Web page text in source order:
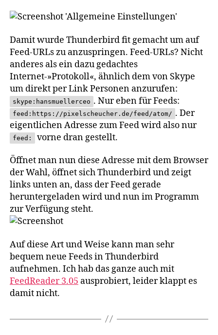
Damit wurde Thunderbirdfit gemacht um auf
Feed-URLs zu anzuspringen. Feed-URLs? Nicht
anderes als ein dazu gedachtes
Internet-»Protokoll«, ähnlich dem von Skype
um direkt per Link Personen anzurufen:
skype:hansmuellerceo . Nur eben fürFeeds:
feed:https://pixelscheucher.de/feed/atom/ . Der
eigentlichen Adresse zum Feed wird also nur
feed: vorne dran gestellt.
Öffnet man nun diese Adresse mit dem Browser
der Wahl, öffnet sich Thunderbird und zeigt
links unten an, dass der Feed gerade
heruntergeladen wird und nun im Programm
zur Verfügung steht.
Auf diese Art und Weise kann man sehr
bequem neue Feeds in Thunderbird
aufnehmen. Ich hab das ganze auch mit
FeedReader 3.05 ausprobiert, leider klappt es
damit nicht.